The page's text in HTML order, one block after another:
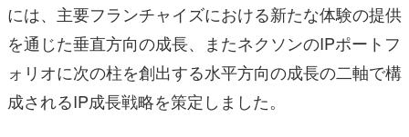
には、主要フランチャイズにおける新たな体験の提供
を通じた垂直方向の成長、またネクソンのIPポートフ
ォリオに次の柱を創出する水平方向の成長の二軸で構
成されるIP成長戦略を策定しました。